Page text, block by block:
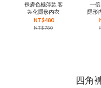
裸膚色極薄款 客
製化隱形內衣
NT$480
NT$780
一
隱形
四角